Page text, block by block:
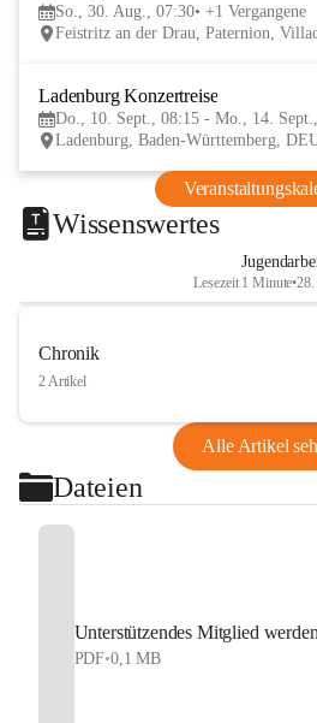
So., 30. Aug., 07:30 +1 Vergangene
Feistritz an der Drau, Paternion,
Ladenburg Konzertreise
Do., 10. Sept., 08:15 - Mo., 14.
Ladenburg, Baden-Württemberg,
Wissenswertes
Lesezeit 1 Minute•
Chronik
2 Artikel
Alle Artikel
Dateien
Unterstützendes Mitglied werden
PDF•0,1 MB